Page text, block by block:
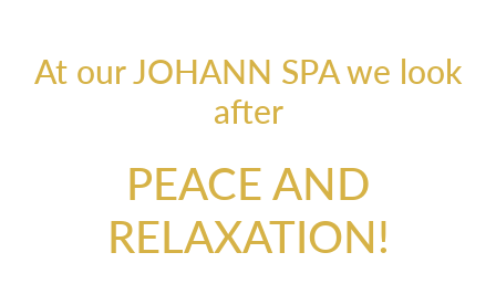
At our JOHANN SPA we look
after
PEACE AND
RELAXATION!